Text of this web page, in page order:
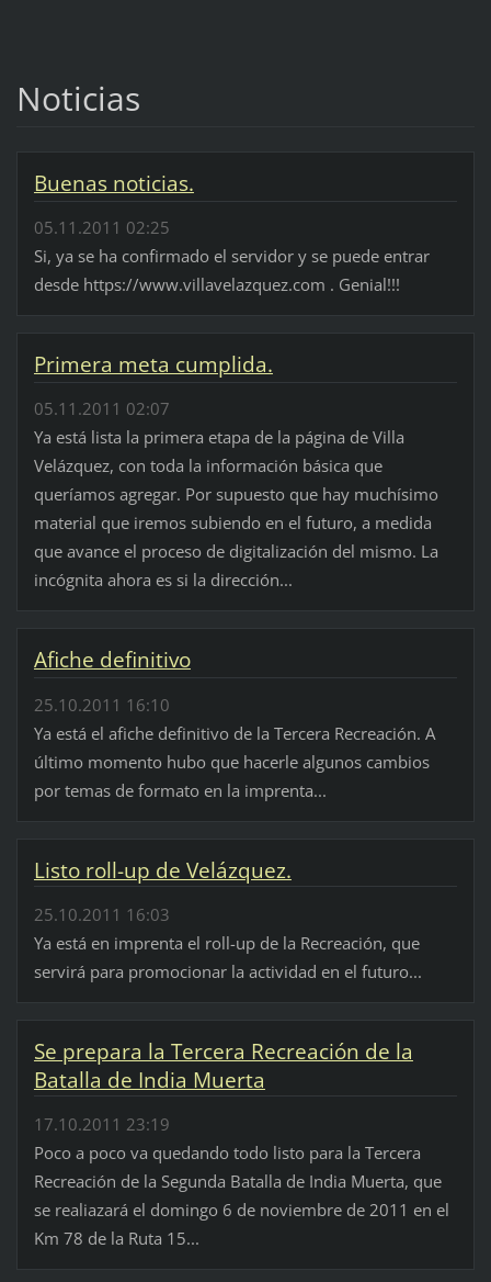
Noticias
Buenas noticias.
05.11.2011 02:25
Si, ya se ha confirmado el servidor y se puede entrar
desde https://www.villavelazquez.com . Genial!!!
Primera meta cumplida.
05.11.2011 02:07
Ya está lista la primera etapa de la página de Villa
Velázquez, con toda la información básica que
queríamos agregar. Por supuesto que hay muchísimo
material que iremos subiendo en el futuro, a medida
que avance el proceso de digitalización del mismo. La
incógnita ahora es si la dirección...
Afiche definitivo
25.10.2011 16:10
Ya está el afiche definitivo de la Tercera Recreación. A
último momento hubo que hacerle algunos cambios
por temas de formato en la imprenta...
Listo roll-up de Velázquez.
25.10.2011 16:03
Ya está en imprenta el roll-up de la Recreación, que
servirá para promocionar la actividad en el futuro...
Se prepara la Tercera Recreación de la
Batalla de India Muerta
17.10.2011 23:19
Poco a poco va quedando todo listo para la Tercera
Recreación de la Segunda Batalla de India Muerta, que
se realiazará el domingo 6 de noviembre de 2011 en el
Km 78 de la Ruta 15...